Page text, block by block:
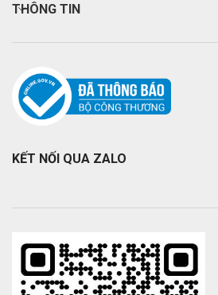
THÔNG TIN
KẾT NỐI QUA ZALO